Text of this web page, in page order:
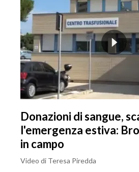
Donazioni di sangue,
l'emergenza estiva:
in campo
Video di Teresa Piredda